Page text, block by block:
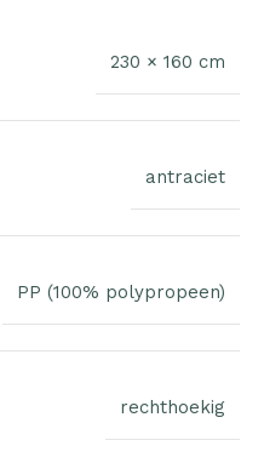
230 × 160 cm
antraciet
PP (100% polypropeen)
rechthoekig